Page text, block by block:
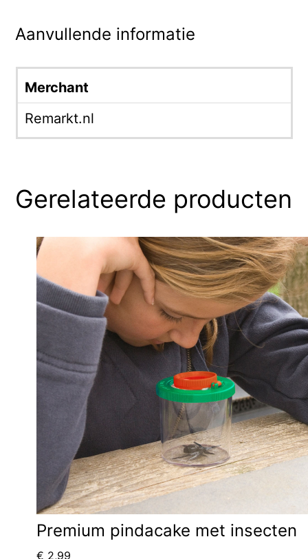
Aanvullende informatie
Merchant
Remarkt.nl
Gerelateerde producten
Premium pindacake met insecten
€ 2,99